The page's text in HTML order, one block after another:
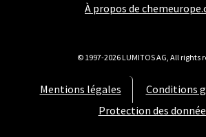
À propos de
Mentions légales
Conditions
Protection des
© 1997-2026 LUMITOS AG, All rights